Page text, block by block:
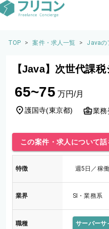
TOP > 案件・求人一覧 > Javaの
【Java】次世代課
65~75 万円/月
護国寺(東京都) 業務
この案件・求人について
特徴 週5日／稼
業界 SI・業務系
職種 サーバーサ